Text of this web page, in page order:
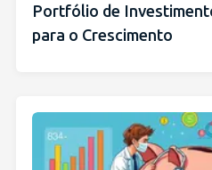
Portfólio de
para o Crescimento